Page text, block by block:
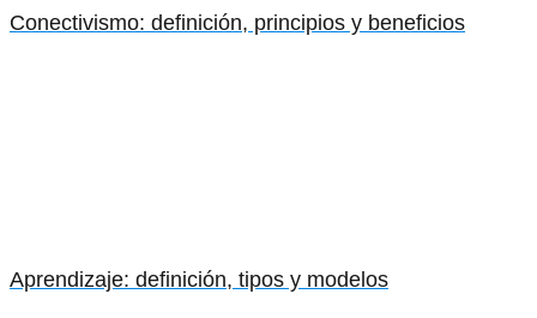
Conectivismo: definición, principios y beneficios
Aprendizaje: definición, tipos y modelos